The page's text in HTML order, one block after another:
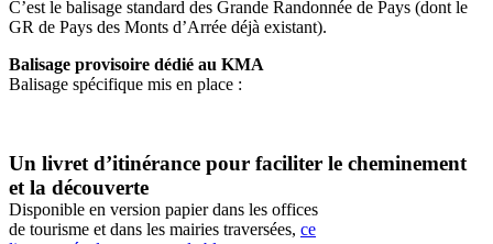
C’est le balisage standard des Grande Randonnée de Pays (dont le
GR de Pays des Monts d’Arrée déjà existant).
Balisage provisoire dédié au KMA
Balisage spécifique mis en place :
Un livret d’itinérance pour faciliter le cheminement
et la découverte
Disponible en version papier dans les offices
de tourisme et dans les mairies traversées, ce